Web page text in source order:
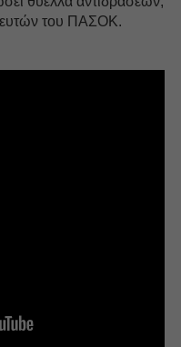
του ΠΑΣΟΚ.